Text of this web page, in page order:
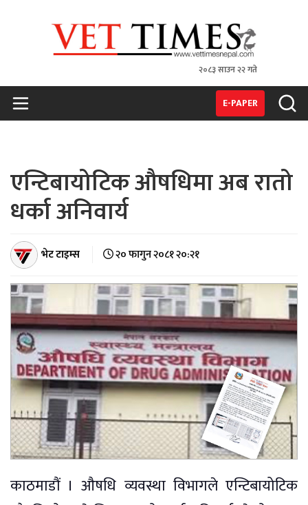
२०८३ साउन २२ गते
E-PAPER
एन्टिबायोटिक औषधिमा अब रातो
धर्का अनिवार्य
भेट टाइम्स २० फागुन २०८१ २०:२१
काठमाडौं । औषधि व्यवस्था विभागले एन्टिबायोटिक